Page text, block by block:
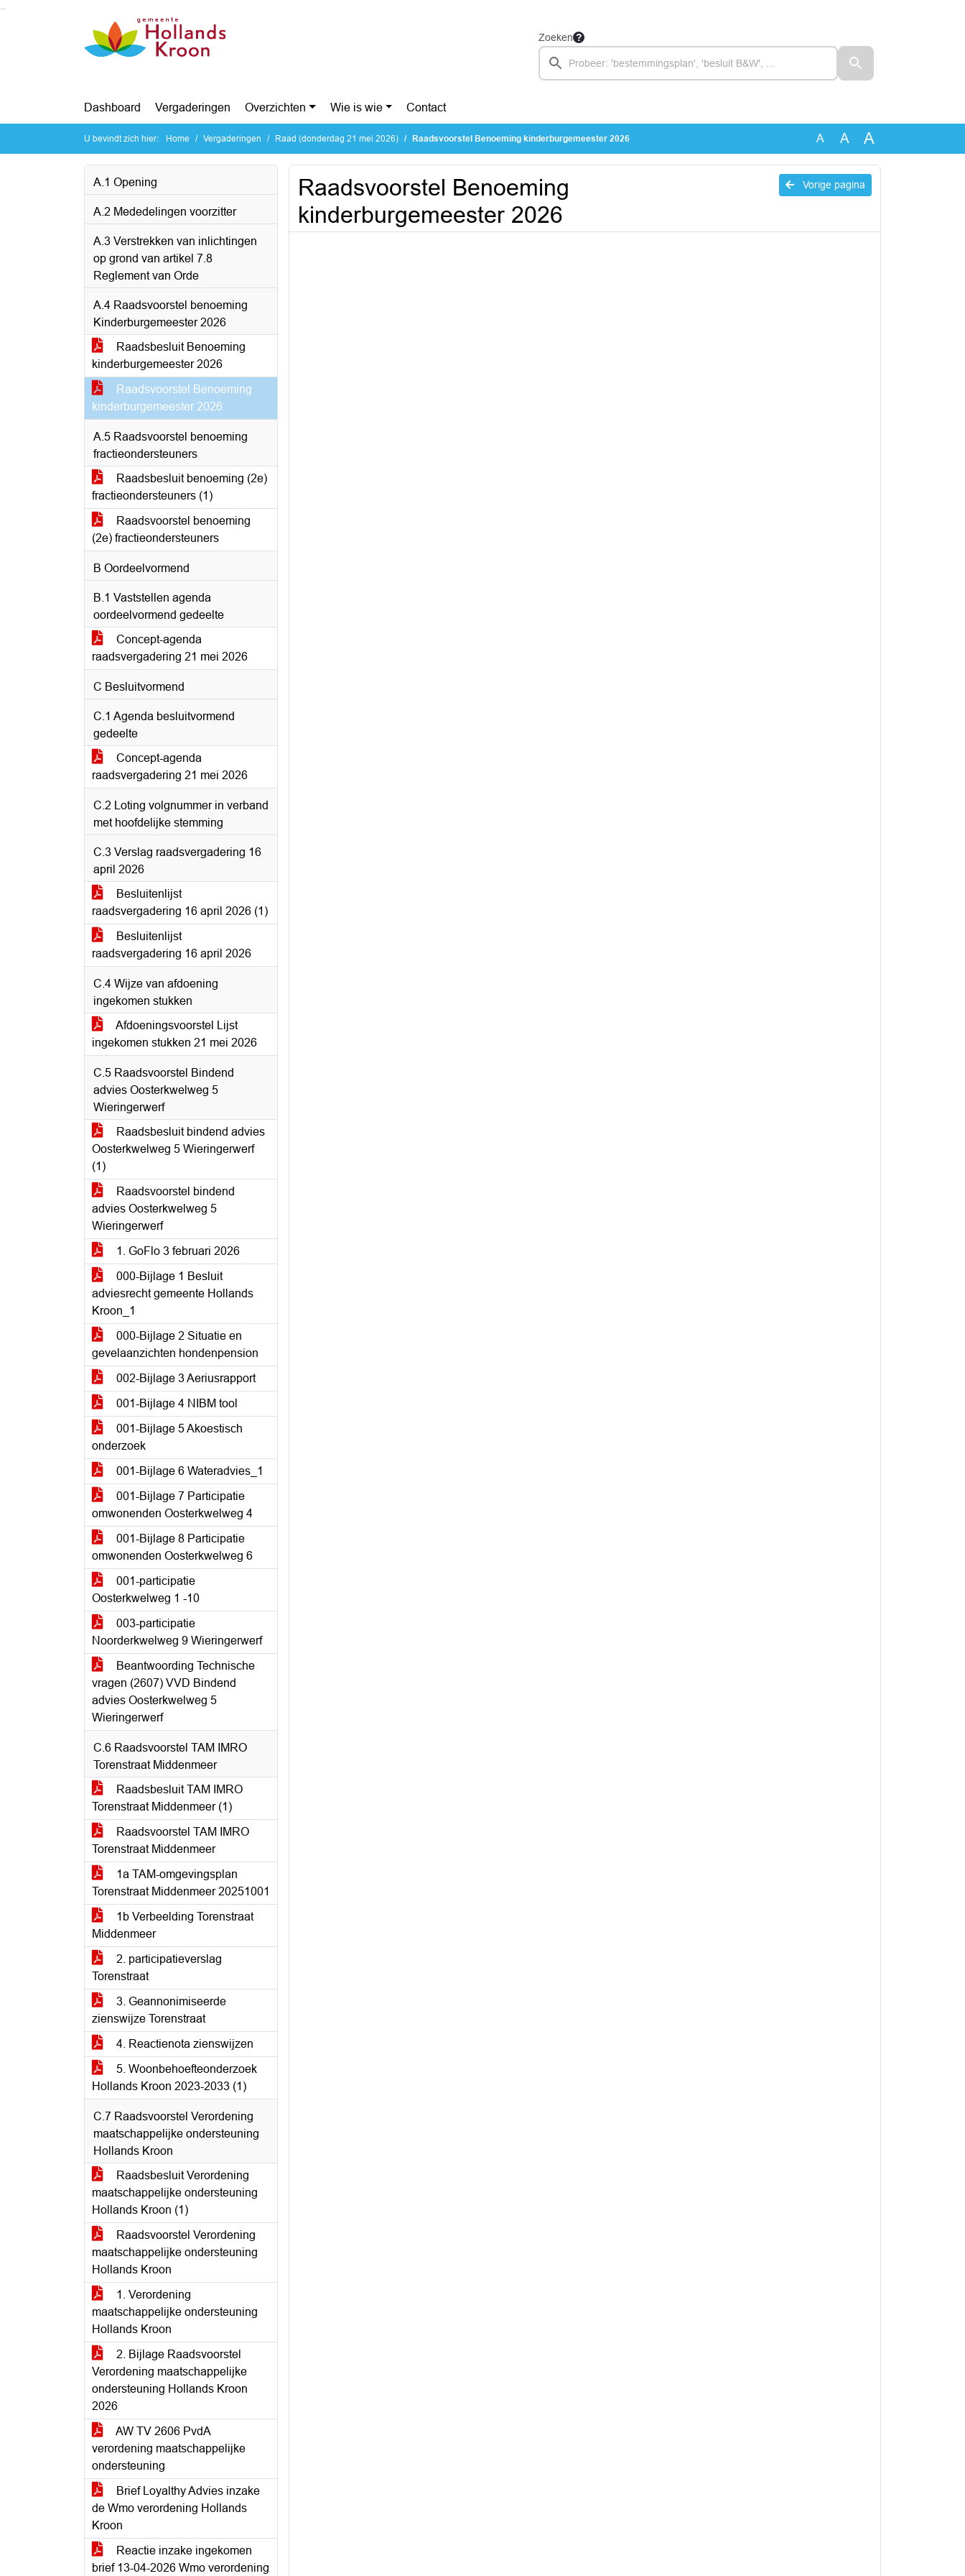
Ga naar de inhoud van deze pagina
Zoeken
Dashboard Vergaderingen Overzichten Wie is wie Contact
U bevindt zich hier: Home Vergaderingen Raad (donderdag 21 mei 2026) Raadsvoorstel Benoeming kinderburgemeester 2026 A A A
A.1 Opening
A.2 Mededelingen voorzitter
A.3 Verstrekken van inlichtingen
op grond van artikel 7.8
Reglement van Orde
A.4 Raadsvoorstel benoeming
Kinderburgemeester 2026
Raadsbesluit Benoeming
kinderburgemeester 2026
Raadsvoorstel Benoeming
kinderburgemeester 2026
A.5 Raadsvoorstel benoeming
fractieondersteuners
Raadsbesluit benoeming (2e)
fractieondersteuners (1)
Raadsvoorstel benoeming
(2e) fractieondersteuners
B Oordeelvormend
B.1 Vaststellen agenda
oordeelvormend gedeelte
Concept-agenda
raadsvergadering 21 mei 2026
C Besluitvormend
C.1 Agenda besluitvormend
gedeelte
Concept-agenda
raadsvergadering 21 mei 2026
C.2 Loting volgnummer in verband
met hoofdelijke stemming
C.3 Verslag raadsvergadering 16
april 2026
Besluitenlijst
raadsvergadering 16 april 2026 (1)
Besluitenlijst
raadsvergadering 16 april 2026
C.4 Wijze van afdoening
ingekomen stukken
Afdoeningsvoorstel Lijst
ingekomen stukken 21 mei 2026
C.5 Raadsvoorstel Bindend
advies Oosterkwelweg 5
Wieringerwerf
Raadsbesluit bindend advies
Oosterkwelweg 5 Wieringerwerf
(1)
Raadsvoorstel bindend
advies Oosterkwelweg 5
Wieringerwerf
1. GoFlo 3 februari 2026
000-Bijlage 1 Besluit
adviesrecht gemeente Hollands
Kroon_1
000-Bijlage 2 Situatie en
gevelaanzichten hondenpension
002-Bijlage 3 Aeriusrapport
001-Bijlage 4 NIBM tool
001-Bijlage 5 Akoestisch
onderzoek
001-Bijlage 6 Wateradvies_1
001-Bijlage 7 Participatie
omwonenden Oosterkwelweg 4
001-Bijlage 8 Participatie
omwonenden Oosterkwelweg 6
001-participatie
Oosterkwelweg 1 -10
003-participatie
Noorderkwelweg 9 Wieringerwerf
Beantwoording Technische
vragen (2607) VVD Bindend
advies Oosterkwelweg 5
Wieringerwerf
C.6 Raadsvoorstel TAM IMRO
Torenstraat Middenmeer
Raadsbesluit TAM IMRO
Torenstraat Middenmeer (1)
Raadsvoorstel TAM IMRO
Torenstraat Middenmeer
1a TAM-omgevingsplan
Torenstraat Middenmeer 20251001
1b Verbeelding Torenstraat
Middenmeer
2. participatieverslag
Torenstraat
3. Geannonimiseerde
zienswijze Torenstraat
4. Reactienota zienswijzen
5. Woonbehoefteonderzoek
Hollands Kroon 2023-2033 (1)
C.7 Raadsvoorstel Verordening
maatschappelijke ondersteuning
Hollands Kroon
Raadsbesluit Verordening
maatschappelijke ondersteuning
Hollands Kroon (1)
Raadsvoorstel Verordening
maatschappelijke ondersteuning
Hollands Kroon
1. Verordening
maatschappelijke ondersteuning
Hollands Kroon
2. Bijlage Raadsvoorstel
Verordening maatschappelijke
ondersteuning Hollands Kroon
2026
AW TV 2606 PvdA
verordening maatschappelijke
ondersteuning
Brief Loyalthy Advies inzake
de Wmo verordening Hollands
Kroon
Reactie inzake ingekomen
brief 13-04-2026 Wmo verordening
Vorige pagina
Raadsvoorstel Benoeming
kinderburgemeester 2026